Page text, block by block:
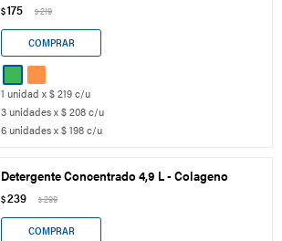
$175 $219
1 unidad x $ 219 c/u
3 unidades x $ 208 c/u
6 unidades x $ 198 c/u
Detergente Concentrado 4,9 L - Colageno
$239 $299